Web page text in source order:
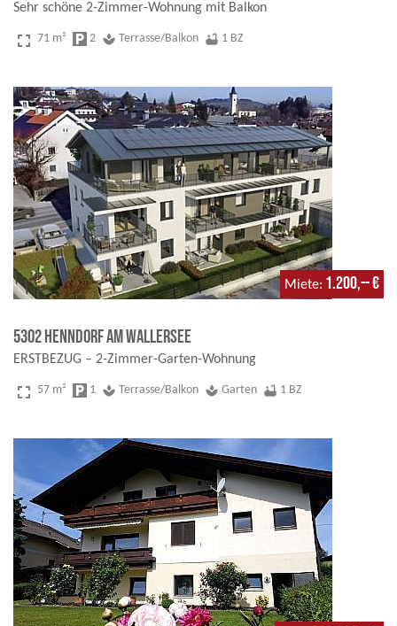
Sehr schöne 2-Zimmer-Wohnung mit Balkon
fullscreen 71 m² local_parking 2 spa Terrasse/Balkon bathtub 1 BZ
Miete 1.200,-- €
5302 Henndorf am Wallersee
ERSTBEZUG – 2-Zimmer-Garten-Wohnung
fullscreen 57 m² local_parking 1 spa Terrasse/Balkon spa Garten bathtub 1 BZ